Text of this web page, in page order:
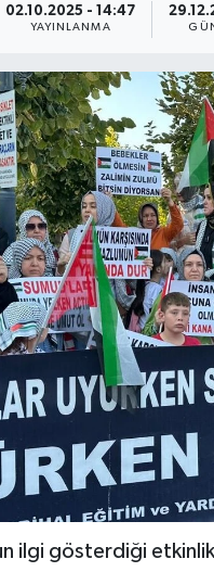
02.10.2025 - 14:47
YAYINLANMA
ilgi gösterdiği